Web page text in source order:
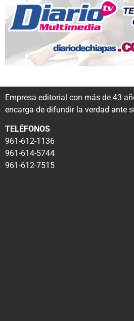
Empresa editorial con más de 43
encarga de difundir la verdad ante
TELÉFONOS
961-612-1136
961-614-5744
961-612-7515